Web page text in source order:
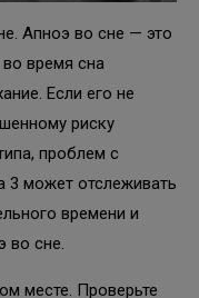
Апноэ во сне — это
время сна
Если его не
риску
проблем с
3 может отслеживать
времени и
во сне.
месте. Проверьте